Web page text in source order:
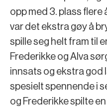
opp med 3. plass flere
var det ekstra gøy å
spille seg helt fram til
Frederikke og Alva
innsats og ekstra god
spesielt spennende i
og Frederikke spilte